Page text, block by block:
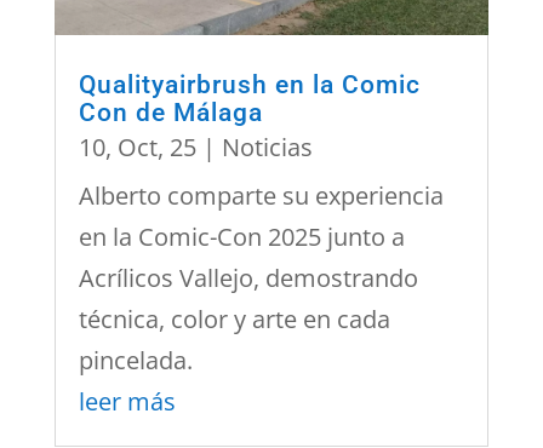
Qualityairbrush en la Comic
Con de Málaga
10, Oct, 25| Noticias
Alberto comparte su experiencia
en la Comic-Con 2025 junto a
Acrílicos Vallejo, demostrando
técnica, color y arte en cada
pincelada.
leer más